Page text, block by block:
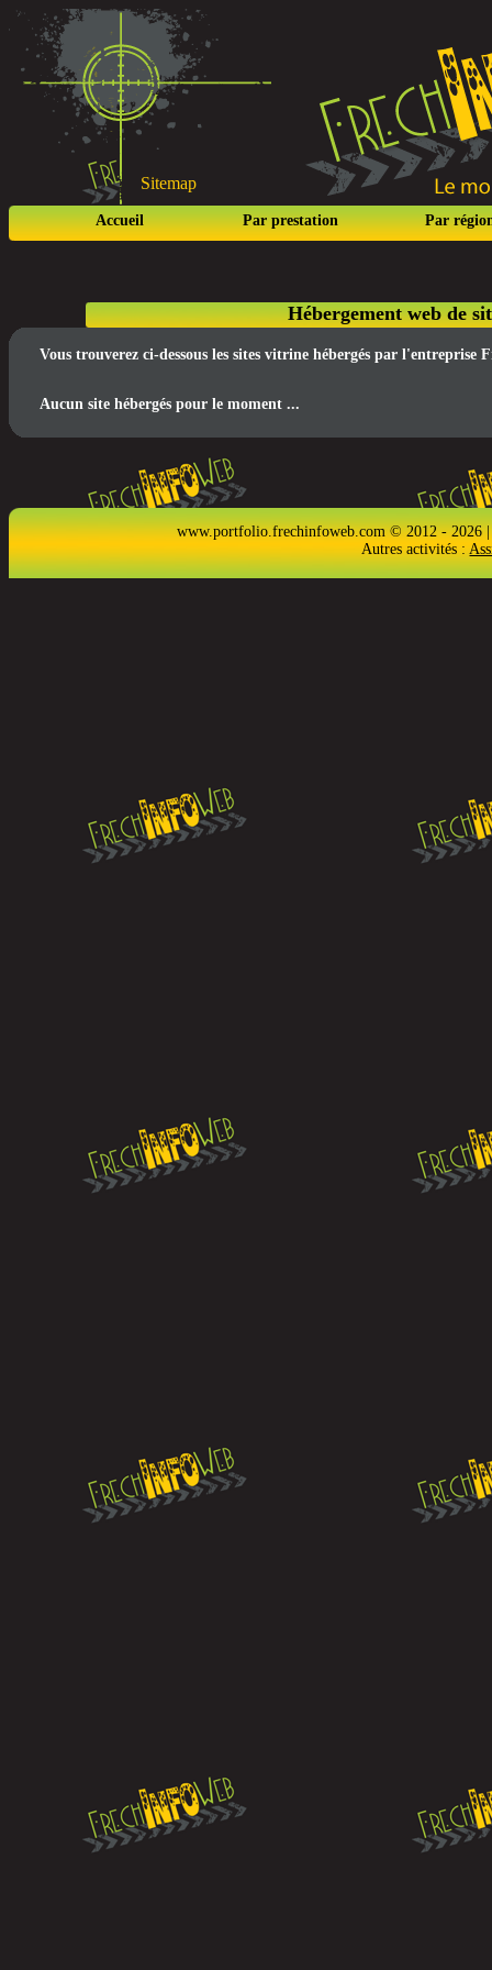
Sitemap
Accueil Par prestation Par
Hébergement web de
Vous trouverez ci-dessous les sites vitrine hébergés par
Aucun site hébergés pour le moment ...
www.portfolio.frechinfoweb.com © 2012 - 2026
Autres activités :